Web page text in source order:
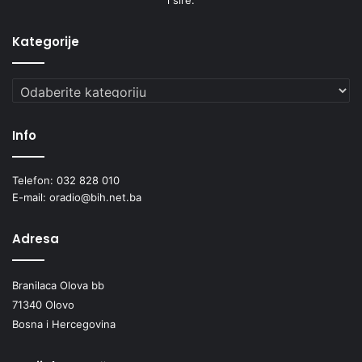
Kategorije
Kategorije
Info
Telefon: 032 828 010
E-mail: oradio@bih.net.ba
Adresa
Branilaca Olova bb
71340 Olovo
Bosna i Hercegovina